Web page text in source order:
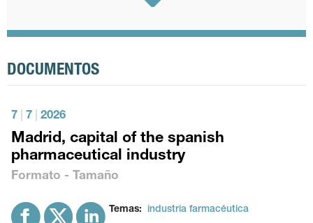
DOCUMENTOS
7 7 2026
Madrid, capital of the spanish
pharmaceutical industry
Formato - Tamaño
Temas: industria farmacéutica